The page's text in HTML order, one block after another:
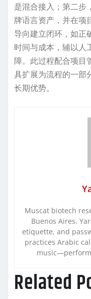
是混合接入；第二步
牌语言资产，并在项
导向建立闭环，如正
时间与成本，辅以人
障。此过程配合项目
具扩展为流程的一部
长期优势。
Muscat biotech
Buenos Aires.
etiquette, and
practices Arabic
Related